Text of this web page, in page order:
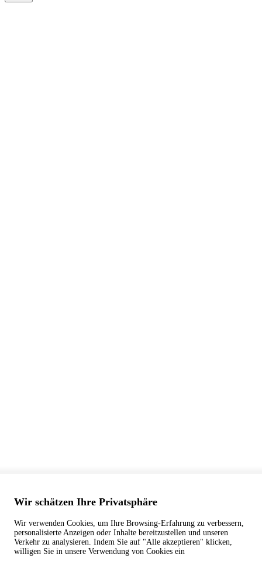
Wir schätzen Ihre Privatsphäre
Wir verwenden Cookies, um Ihre Browsing-Erfahrung zu verbessern,
personalisierte Anzeigen oder Inhalte bereitzustellen und unseren
Verkehr zu analysieren. Indem Sie auf "Alle akzeptieren" klicken,
willigen Sie in unsere Verwendung von Cookies ein